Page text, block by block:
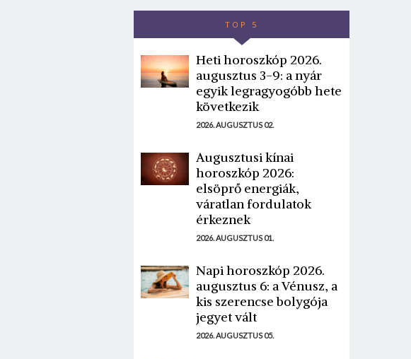
TOP 5
Heti horoszkóp 2026.
augusztus 3-9: a nyár
egyik legragyogóbb hete
következik
2026. AUGUSZTUS 02.
Augusztusi kínai
horoszkóp 2026:
elsöprő energiák,
váratlan fordulatok
érkeznek
2026. AUGUSZTUS 01.
Napi horoszkóp 2026.
augusztus 6: a Vénusz, a
kis szerencse bolygója
jegyet vált
2026. AUGUSZTUS 05.